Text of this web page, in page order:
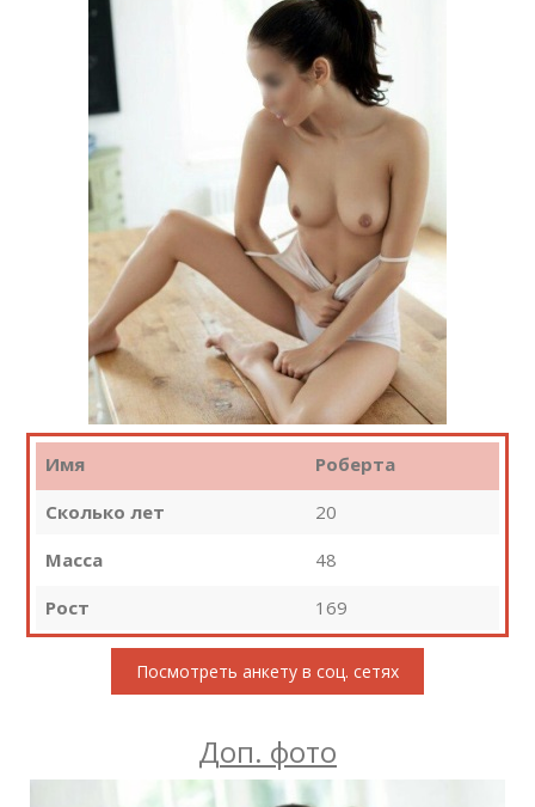
Имя
Роберта
Сколько лет
20
Масса
48
Рост
169
Посмотреть анкету в соц. сетях
Доп. фото